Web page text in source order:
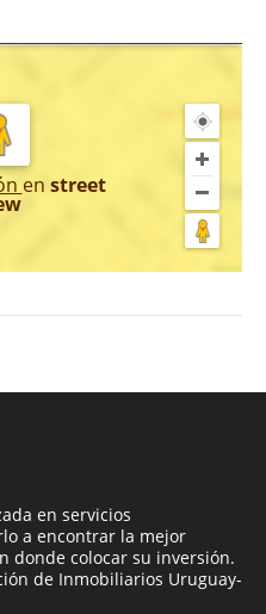
en street
en servicios
a encontrar la mejor
donde colocar su inversión.
de Inmobiliarios Uruguay-